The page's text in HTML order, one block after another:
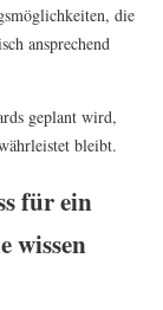
die
ansprechend
geplant wird,
bleibt.
für ein
wissen